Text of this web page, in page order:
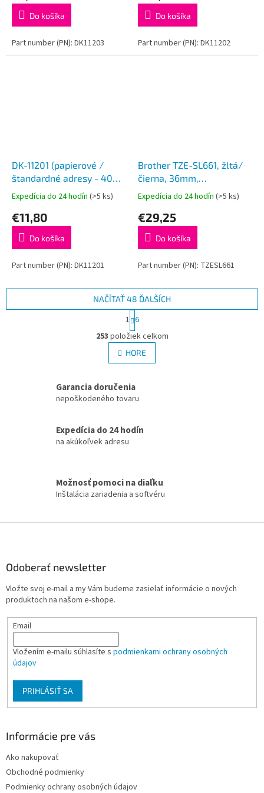
Do košíka
Part number (PN): DK11203
Do košíka
Part number (PN): DK11202
DK-11201 (papierové /
štandardné adresy - 400
Expedícia do 24 hodín (>5 ks)
€11,80
Do košíka
Part number (PN): DK11201
Brother TZE-SL661, žltá/
čierna, 36mm,
samolaminovací
Expedícia do 24 hodín (>5 ks)
€29,25
Do košíka
Part number (PN): TZESL661
O
v
l
á
a
c
p
v
ý
i
NAČÍTAŤ 48 ĎALŠÍCH
S
t
r
á
n
k
v
n
e
1 6
253 položiek celkom
HORE
Garancia doručenia
nepoškodeného tovaru
Expedícia do 24 hodín
na akúkoľvek adresu
Možnosť pomoci na diaľku
Inštalácia zariadenia a softvéru
Odoberať newsletter
Vložte svoj e-mail a my Vám budeme zasielať informácie o nových
produktoch na našom e-shope.
Email
Vložením e-mailu súhlasíte s podmienkami ochrany osobných
údajov
PRIHLÁSIŤ SA
Informácie pre vás
Ako nakupovať
Obchodné podmienky
Podmienky ochrany osobných údajov